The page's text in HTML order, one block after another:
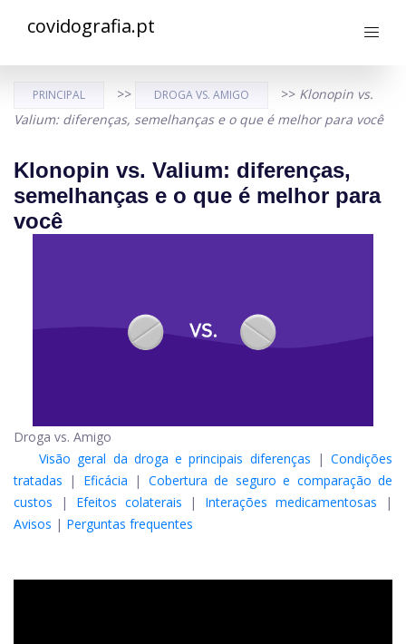
covidografia.pt
PRINCIPAL >> DROGA VS. AMIGO >> Klonopin vs.
Valium: diferenças, semelhanças e o que é melhor para você
Klonopin vs. Valium: diferenças,
semelhanças e o que é melhor para
você
Droga vs. Amigo
Visão geral da droga e principais diferenças | Condições
tratadas | Eficácia | Cobertura de seguro e comparação de
custos | Efeitos colaterais | Interações medicamentosas |
Avisos | Perguntas frequentes